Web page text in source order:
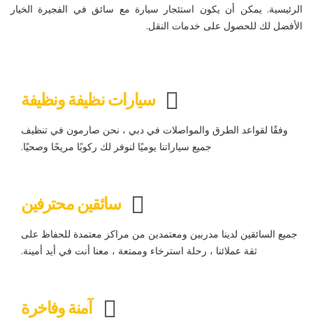
الرئيسية. يمكن أن يكون استئجار سيارة مع سائق في الفجيرة الخيار
الأفضل لك للحصول على خدمات النقل.
سيارات نظيفة ونظيفة
وفقًا لقواعد الطرق والمواصلات في دبي ، نحن صارمون في تنظيف
جميع سياراتنا يوميًا لنوفر لك ركوبًا مريحًا وصحيًا.
سائقين محترفين
جميع السائقين لدينا مدربين ومعتمدين من مراكز معتمدة للحفاظ على
ثقة عملائنا ، رحلة استرخاء وممتعة ، معنا أنت في أيد أمينة.
آمنة وفاخرة